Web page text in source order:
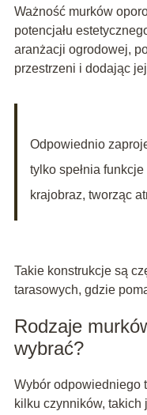
Ważność murków
potencjału
aranżacji ogrodowej,
przestrzeni i dodając
Odpowiednio
tylko spełnia
krajobraz, tworząc
Takie konstrukcje są
tarasowych, gdzie
Rodzaje
wybrać?
Wybór odpowiedniego
kilku czynników,